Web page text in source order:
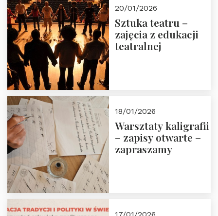
20/01/2026
Sztuka teatru –
zajęcia z edukacji
teatralnej
18/01/2026
Warsztaty kaligrafii
– zapisy otwarte –
zapraszamy